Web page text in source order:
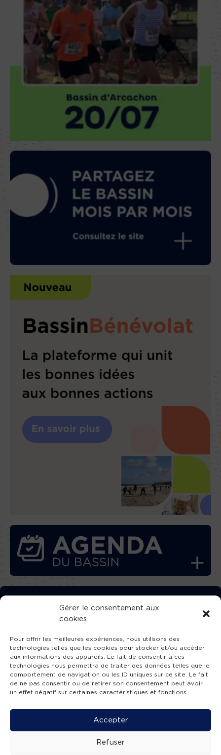
Gérer le consentement aux
cookies
Pour offrir les meilleures expériences, nous utilisons des
technologies telles que les cookies pour stocker et/ou accéder
aux informations des appareils. Le fait de consentir à ces
technologies nous permettra de traiter des données telles que le
comportement de navigation ou les ID uniques sur ce site. Le fait
de ne pas consentir ou de retirer son consentement peut avoir
un effet négatif sur certaines caractéristiques et fonctions.
Accepter
Refuser
TÉLÉCHARGEZ GRATUITEMENT
L’APPLICATION TVBA !
SUIVEZ-NOUS !
Mentions légales -Accessibilité